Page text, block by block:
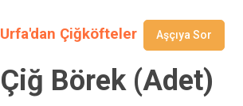
Urfa'dan Çiğköfteler Aşçıya Sor
Çiğ Börek (Adet)